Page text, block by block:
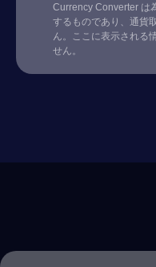
Currency Converter は
するものであり、通貨
ん。ここに表示される
せん。